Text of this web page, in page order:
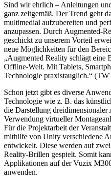
Sind wir ehrlich – Anleitungen
ganz zeitgemäß. Der Trend geht
multimedial aufzubereiten und
anzupassen. Durch Augmented-
geschickt zu unserem Vorteil
neue Möglichkeiten für den
„Augmented Reality schlägt eine
Offline-Welt. Mit Tablets,
Technologie praxistauglich.“
Schon jetzt gibt es diverse
Technologie wie z. B. das
die Darstellung dreidimensionaler
Verwendung virtueller
Für die Projektarbeit der
mithilfe von Unity verschiedene
entwickelt. Diese werden auf
Reality-Brillen gespielt. Somit
Applikationen auf der Vuzix
anwenden.